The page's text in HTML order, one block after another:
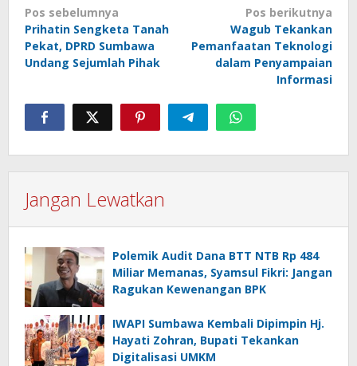
Navigasi
pos
Pos sebelumnya
Prihatin Sengketa Tanah
Pekat, DPRD Sumbawa
Undang Sejumlah Pihak
Pos berikutnya
Wagub Tekankan
Pemanfaatan Teknologi
dalam Penyampaian
Informasi
Jangan Lewatkan
Polemik Audit Dana BTT NTB Rp 484
Miliar Memanas, Syamsul Fikri: Jangan
Ragukan Kewenangan BPK
IWAPI Sumbawa Kembali Dipimpin Hj.
Hayati Zohran, Bupati Tekankan
Digitalisasi UMKM